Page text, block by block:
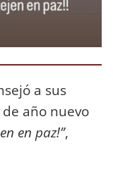
a sus
año nuevo
en paz!”,